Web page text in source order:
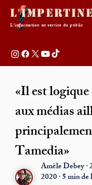
L'information au service du public
«Il est
aux médias
Tamedia»
Amèle Debey ·
2020 · 5 min